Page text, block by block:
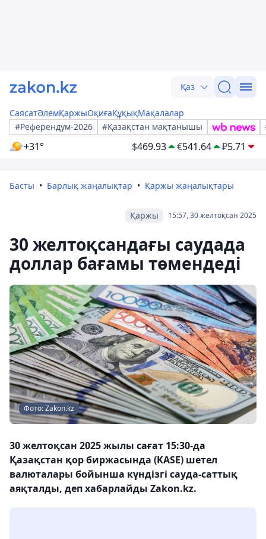
Қаз
СаясатӘлемҚаржыОқиғаҚұқықМақалалар
#Референдум-2026
#Қазақстан мақтанышы
+31° $469.93 €541.64 ₽5.71
Басты Барлық жаңалықтар Қаржы жаңалықтары
15:57, 30 желтоқсан 2025
Қаржы
30 желтоқсандағы саудада
доллар бағамы төмендеді
Фото: Zakon.kz
30 желтоқсан 2025 жылы сағат 15:30-да
Қазақстан қор биржасында (KASE) шетел
валюталары бойынша күндізгі сауда-саттық
аяқталды, деп хабарлайды Zakon.kz.